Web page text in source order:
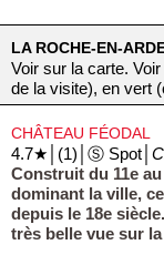
LA ROCHE-EN-
Voir sur la carte.
de la visite), en vert
CHÂTEAU FÉODAL
4.7★│(1)│Ⓢ Spot│
Construit du 11e
dominant la ville,
depuis le 18e
très belle vue sur